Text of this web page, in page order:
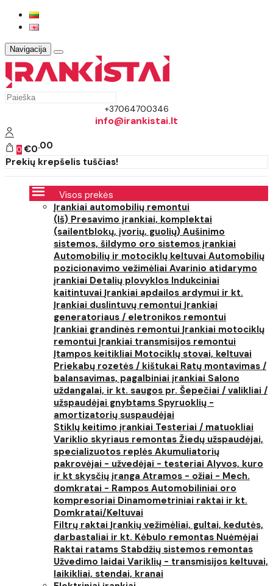
Navigacija
+37064700346
info@irankistai.lt
0 €0 00
Prekių krepšelis tuščias!
Visos prekės
Įrankiai automobilių remontui
(Iš) Presavimo įrankiai, komplektai
(sailentblokų, įvorių, guolių) Aušinimo
sistemos, šildymo oro sistemos įrankiai
Automobilių ir motociklų keltuvai Automobilių
pozicionavimo vežimėliai Avarinio atidarymo
įrankiai Detalių plovyklos Indukciniai
kaitintuvai Įrankiai apdailos ardymui ir kt.
Įrankiai duslintuvų remontui Įrankiai
generatoriaus / eletronikos remontui
Įrankiai grandinės remontui Įrankiai motociklų
remontui Įrankiai transmisijos remontui
Įtampos keitikliai Motociklų stovai, keltuvai
Priekabų rozetės / kištukai Ratų montavimas /
balansavimas, pagalbiniai įrankiai Salono
uždangalai, ir kt. saugos pr. Šepečiai / valikliai /
užspaudėjai gnybtams Spyruoklių -
amortizatorių suspaudėjai
Stiklų keitimo įrankiai Testeriai / matuokliai
Variklio skyriaus remontas Žiedų užspaudėjai,
specializuotos replės Akumuliatorių
pakrovėjai - užvedėjai - testeriai Alyvos, kuro
ir kt skysčių įranga Atramos - ožiai - Mech.
domkratai - Rampos Automobiliniai oro
kompresoriai Dinamometriniai raktai ir kt.
Domkratai/Keltuvai
Filtrų raktai Įrankių vežimėliai, gultai, kedutės,
darbastaliai ir kt. Kėbulo remontas Nuėmėjai
Raktai ratams Stabdžių sistemos remontas
Užvedimo laidai Variklių - transmisijos keltuvai,
laikikliai, stendai, kranai